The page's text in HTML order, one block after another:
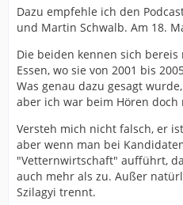
Dazu empfehle ich den
und Martin Schwalb. Am 18.
Die beiden kennen sich
Essen, wo sie von 2001 bis
Was genau dazu gesagt
aber ich war beim Hören
Versteh mich nicht falsch, er
aber wenn man bei
"Vetternwirtschaft" aufführt,
auch mehr als zu. Außer
Szilagyi trennt.